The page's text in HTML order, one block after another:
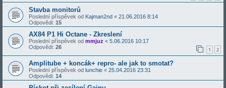
Stavba monitorů
Poslední příspěvek od Kajman2nd « 21.06.2016 8:14
Odpovědi: 15
AX84 P1 Hi Octane - Zkreslení
Poslední příspěvek od mmjuz « 5.06.2016 10:17
Odpovědi: 26 1 2
Amplitube + koncák+ repro- ale jak to smotat?
Poslední příspěvek od lunchie « 25.04.2016 23:31
Odpovědi: 14